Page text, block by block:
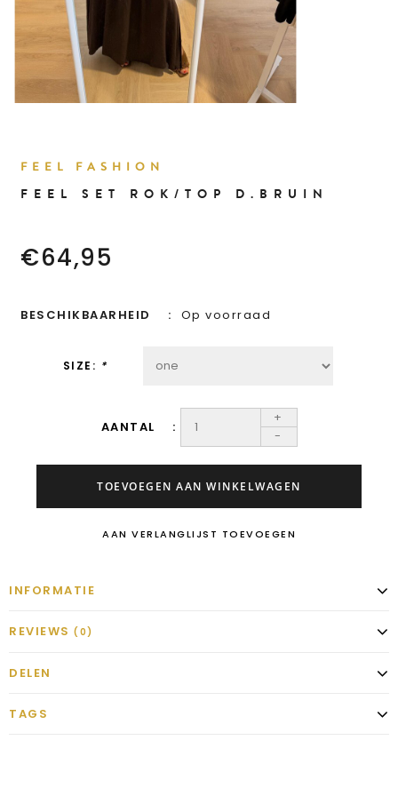
FEEL FASHION
FEEL SET ROK/TOP D.BRUIN
€64,95
BESCHIKBAARHEID Op voorraad
SIZE: *
AANTAL
+
-
TOEVOEGEN AAN WINKELWAGEN
AAN VERLANGLIJST TOEVOEGEN
INFORMATIE
REVIEWS (0)
DELEN
TAGS